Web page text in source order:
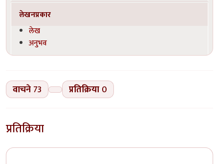
लेखनप्रकार
लेख
अनुभव
वाचने 73 प्रतिक्रिया 0
प्रतिक्रिया